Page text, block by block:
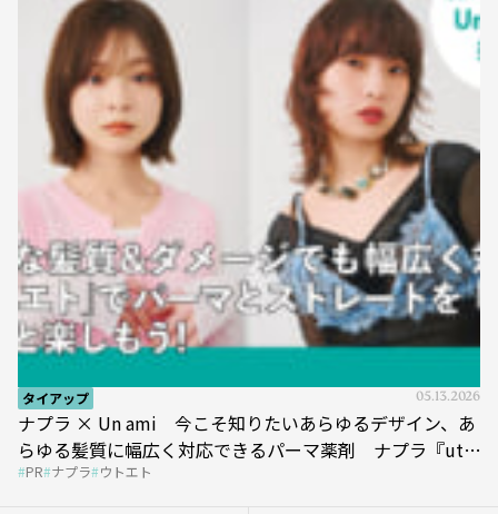
タイアップ 05.13.2026
ナプラ × Un ami 今こそ知りたいあらゆるデザイン、あ
らゆる髪質に幅広く対応できるパーマ薬剤 ナプラ『ut-
et』
PR ナプラ ウトエト